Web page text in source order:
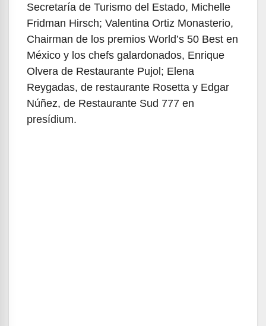
Secretaría de Turismo del Estado, Michelle
Fridman Hirsch; Valentina Ortiz Monasterio,
Chairman de los premios World’s 50 Best en
México y los chefs galardonados, Enrique
Olvera de Restaurante Pujol; Elena
Reygadas, de restaurante Rosetta y Edgar
Núñez, de Restaurante Sud 777 en
presídium.